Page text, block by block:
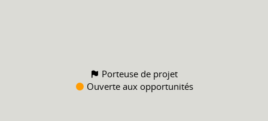
Porteuse de projet
Ouverte aux opportunités